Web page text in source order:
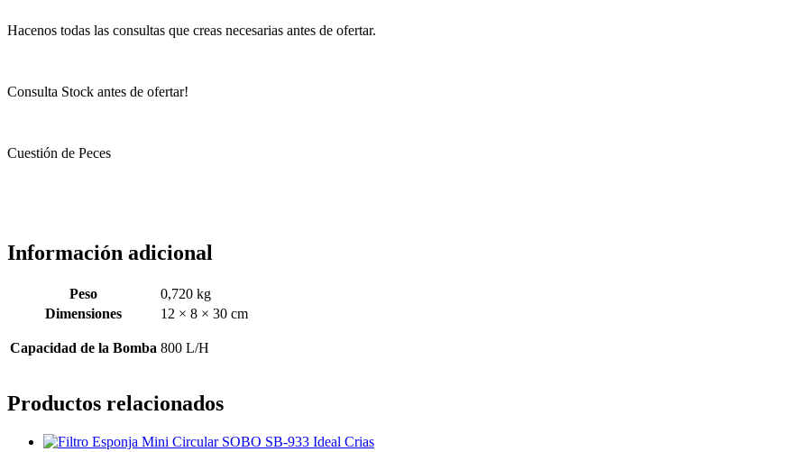
Hacenos todas las consultas que creas necesarias antes de ofertar.
Consulta Stock antes de ofertar!
Cuestión de Peces
Información adicional
Peso
0,720 kg
Dimensiones
12 × 8 × 30 cm
Capacidad de la Bomba 800 L/H
Productos relacionados